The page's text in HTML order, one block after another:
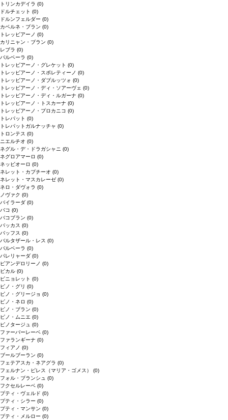
トリンカデイラ (0)
ドルチェット (0)
ドルンフェルダー (0)
カベルネ・ブラン (0)
トレッビアーノ (0)
カリニャン・ブラン (0)
レブラ (0)
バルベーラ (0)
トレッビアーノ・グレケット (0)
トレッビアーノ・スポレティーノ (0)
トレッビアーノ・ダブルッツォ (0)
トレッビアーノ・ディ・ソアーヴェ (0)
トレッビアーノ・ディ・ルガーナ (0)
トレッビアーノ・トスカーナ (0)
トレッビアーノ・プロカニコ (0)
トレパット (0)
トレパットガルナッチャ (0)
トロンテス (0)
ニエルチオ (0)
ネグル・デ・ドラガシャニ (0)
ネグロアマーロ (0)
ネッビオーロ (0)
ネレット・カプチーオ (0)
ネレット・マスカレーゼ (0)
ネロ・ダヴォラ (0)
ノヴァク (0)
バイラーダ (0)
バコ (0)
バコブラン (0)
バッカス (0)
バッフス (0)
バルタザール・レス (0)
バルベーラ (0)
パレリャーダ (0)
ピアンデロリーノ (0)
ビカル (0)
ピニョレット (0)
ピノ・グリ (0)
ピノ・グリージョ (0)
ピノ・ネロ (0)
ピノ・ブラン (0)
ピノ・ムニエ (0)
ピノタージュ (0)
ファーバーレーベ (0)
ファランギーナ (0)
フィアノ (0)
ブールブーラン (0)
フェテアスカ・ネアグラ (0)
フェルナン・ピレス（マリア・ゴメス） (0)
フォル・ブランシュ (0)
フクセルレーベ (0)
プティ・ヴェルド (0)
プティ・シラー (0)
プティ・マンサン (0)
プティ・メルロー (0)